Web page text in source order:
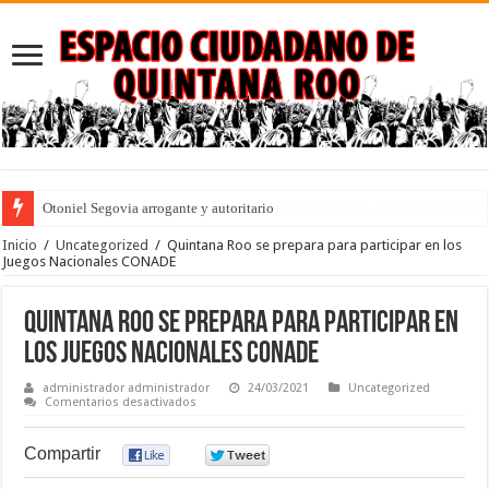
Otoniel Segovia arrogante y autoritario
Puebla: ley que penaliza el desempleo y la pobreza con dedicatoria a los
Inicio / Uncategorized / Quintana Roo se prepara para participar en los
Juegos Nacionales CONADE
Quintana Roo se prepara para participar en
los Juegos Nacionales CONADE
administrador administrador 24/03/2021
Uncategorized
Comentarios desactivados
Roo
se
prepara
Compartir